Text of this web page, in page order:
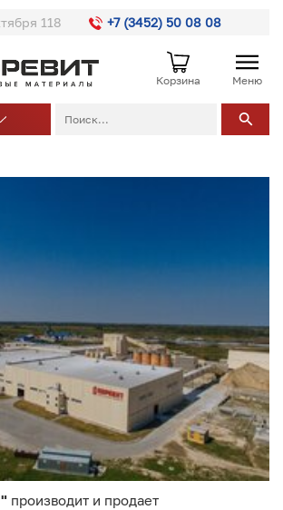
118 +7 (3452) 50 08 08
Корзина Меню
производит и продает